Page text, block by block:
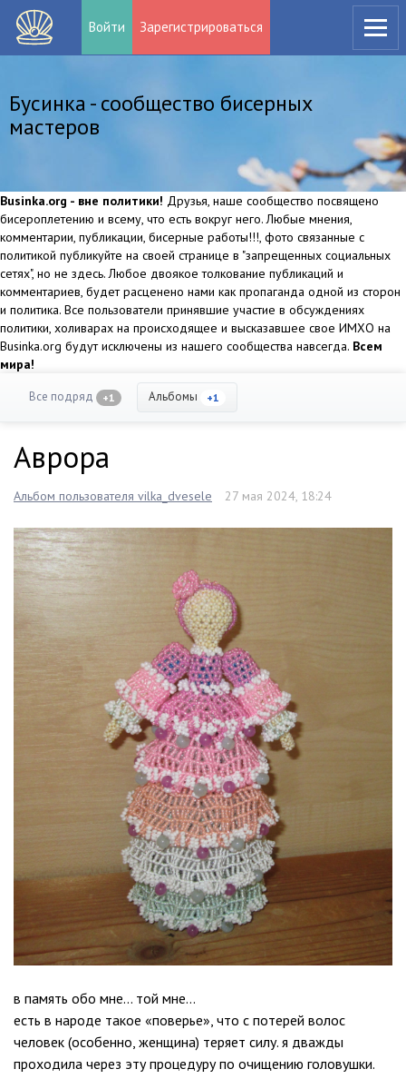
Войти Зарегистрироваться
Бусинка - сообщество бисерных
мастеров
Businka.org - вне политики! Друзья, наше сообщество посвящено
бисероплетению и всему, что есть вокруг него. Любые мнения,
комментарии, публикации, бисерные работы!!!, фото связанные с
политикой публикуйте на своей странице в "запрещенных социальных
сетях", но не здесь. Любое двоякое толкование публикаций и
комментариев, будет расценено нами как пропаганда одной из сторон
и политика. Все пользователи принявшие участие в обсуждениях
политики, холиварах на происходящее и высказавшее свое ИМХО на
Businka.org будут исключены из нашего сообщества навсегда. Всем
мира!
Все подряд +1 Альбомы +1
Аврора
Альбом пользователя vilka_dvesele 27 мая 2024, 18:24
в память обо мне… той мне…
есть в народе такое «поверье», что с потерей волос
человек (особенно, женщина) теряет силу. я дважды
проходила через эту процедуру по очищению головушки.